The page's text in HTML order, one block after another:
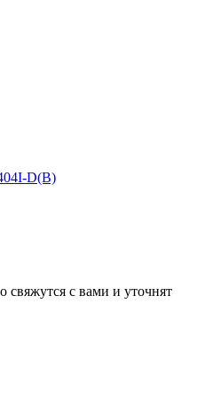
D(B)
свяжутся с вами и уточнят